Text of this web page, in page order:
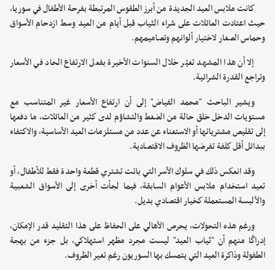
كانت ملابس العيد الجديدة من أبرز الطقوس المرتبطة بفرحة الأطفال في سوريا،
حيث اعتادت العائلات على شراء الثياب قبل أيام من العيد وسط ازدحام الأسواق
وحماس الصغار لاختيار ألوانهم وتصاميمهم.
إلا أن هذا المشهد تغيّر خلال السنوات الأخيرة بفعل الارتفاع الحاد في الأسعار
وتراجع القدرة الشرائية.
ويشير الباحث "محمد الفياض" إلى أن ارتفاع الأسعار غير المتناسب مع
مستويات الدخل خلق حالة من الضغط والتشاؤم لدى كثير من العائلات، ما دفعها
إلى تقليص مشترياتها أو الاستغناء عن عدد من مستلزمات العيد الأساسية، والاكتفاء
ببدائل أقل كلفة تفرضها الظروف الاقتصادية.
وقد انعكس ذلك في سلوك الأسر التي باتت تشتري قطعة واحدة فقط للأطفال، أو
تعيد استخدام ملابس الأعوام السابقة، فيما لجأت أخرى إلى الأسواق الشعبية
والألبسة المستعملة كخيار اقتصادي بديل.
ورغم هذه التحولات، يحرص الأهالي على الحفاظ على هذا التقليد قدر الإمكان،
إدراكًا منهم أن "ثياب العيد" ليست مجرد مظهر استهلاكي، بل جزء من بهجة
الطفولة وذاكرة العيد التي يتمسك بها السوريون رغم تغير الظروف.